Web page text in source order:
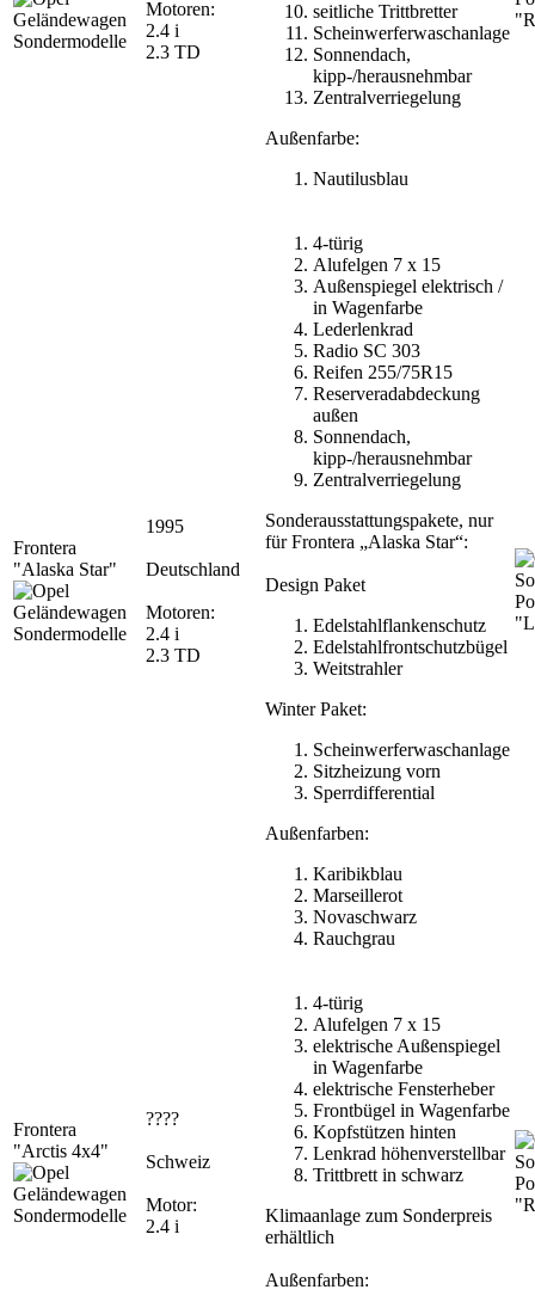
Motoren:
2.4 i
2.3 TD
seitliche Trittbretter
Scheinwerferwaschanlage
Sonnendach,
kipp-/herausnehmbar
Zentralverriegelung
Außenfarbe:
Nautilusblau
Frontera
"Alaska Star"
1995
Deutschland
Motoren:
2.4 i
2.3 TD
4-türig
Alufelgen 7 x 15
Außenspiegel elektrisch /
in Wagenfarbe
Lederlenkrad
Radio SC 303
Reifen 255/75R15
Reserveradabdeckung
außen
Sonnendach,
kipp-/herausnehmbar
Zentralverriegelung
Sonderausstattungspakete, nur
für Frontera „Alaska Star“:
Design Paket
Edelstahlflankenschutz
Edelstahlfrontschutzbügel
Weitstrahler
Winter Paket:
Scheinwerferwaschanlage
Sitzheizung vorn
Sperrdifferential
Außenfarben:
Karibikblau
Marseillerot
Novaschwarz
Rauchgrau
Frontera
"Arctis 4x4"
????
Schweiz
Motor:
2.4 i
4-türig
Alufelgen 7 x 15
elektrische Außenspiegel
in Wagenfarbe
elektrische Fensterheber
Frontbügel in Wagenfarbe
Kopfstützen hinten
Lenkrad höhenverstellbar
Trittbrett in schwarz
Klimaanlage zum Sonderpreis
erhältlich
Außenfarben: